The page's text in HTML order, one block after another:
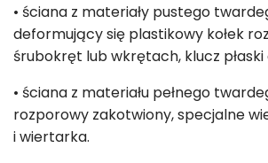
• ściana z materiały pustego
deformujący się plastikowy kołek
śrubokręt lub wkrętach, klucz płaski
• ściana z materiału pełnego
rozporowy zakotwiony, specjalne
i wiertarka.